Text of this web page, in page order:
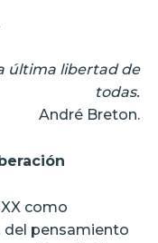
última libertad de
todas.
André Breton.
como
del pensamiento